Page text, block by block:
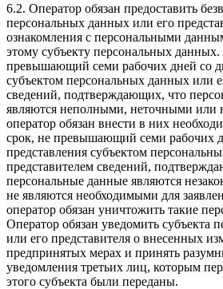
6.2. Оператор обязан предоставить
персональных данных или его
ознакомления с персональными
этому субъекту персональных
превышающий семи рабочих дней со
субъектом персональных данных или
сведений, подтверждающих, что
являются неполными, неточными или
оператор обязан внести в них
срок, не превышающий семи рабочих
представления субъектом
представителем сведений,
персональные данные являются
не являются необходимыми для
оператор обязан уничтожить такие
Оператор обязан уведомить субъекта
или его представителя о внесенных
предпринятых мерах и принять
уведомления третьих лиц, которым
этого субъекта были переданы.